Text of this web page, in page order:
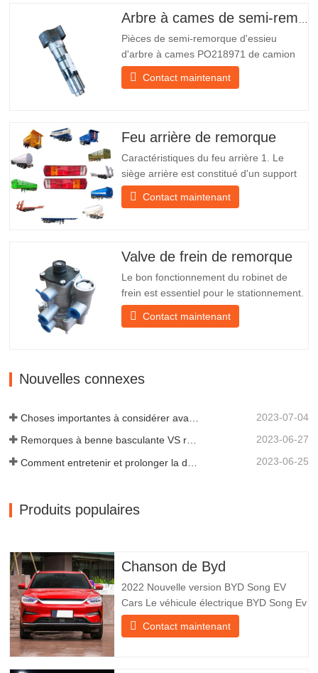
Pièces de semi-remorque d'essieu
d'arbre à cames PO218971 de camion
chinois à vendre Caractéristiques Produit
Pièces de rechange pour remorque
expédition À propos de nous Chengda
Group est un fabricant chinois de…
Contact maintenant
Feu arrière de remorque
Caractéristiques du feu arrière 1. Le
siège arrière est constitué d'un support
en fer, beaucoup plus résistant que
d'autres matériaux. Des vis et des écrous
l'abat-jour pour mieux protéger l'abat-jour
Contact maintenant
Valve de frein de remorque
Le bon fonctionnement du robinet de
frein est essentiel pour le stationnement.
Il assure un freinage en douceur de la
remorque. Fondée en 2005, Chengda
scientifiques et une équipe…
Contact maintenant
Nouvelles connexes
2023-07-04
Remorques à benne basculante VS remorques à benne latérale : quelle est la meilleure solution pour votre entreprise ? 2023-06-27
2023-06-25
Produits populaires
Chanson de Byd
2022 Nouvelle version BYD Song EV
Cars Le véhicule électrique BYD Song Ev
se concentre sur l’expérience client et le
développement de produits pour
Contact maintenant